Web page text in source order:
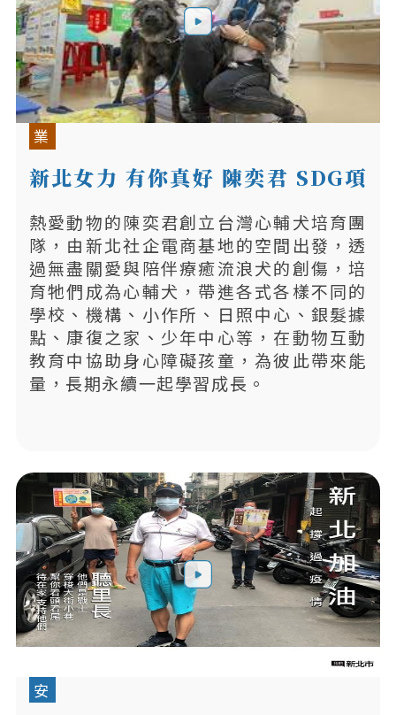
業
新北女力 有你真好 陳奕君 SDG項
熱愛動物的陳奕君創立台灣心輔犬培育團
隊，由新北社企電商基地的空間出發，透
過無盡關愛與陪伴療癒流浪犬的創傷，培
育牠們成為心輔犬，帶進各式各樣不同的
學校、機構、小作所、日照中心、銀髮據
點、康復之家、少年中心等，在動物互動
教育中協助身心障礙孩童，為彼此帶來能
量，長期永續一起學習成長。
安